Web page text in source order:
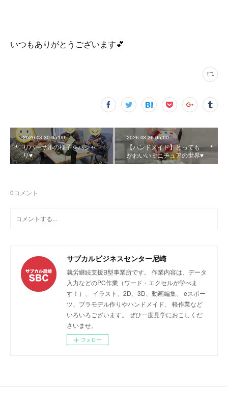
いつもありがとうございます💕
2026.03.30 05:00
リハーサルの様子をパシャ
リ♥️
2026.03.26 05:00
【ハンドメイド】とっても
かわいいミニチュアの世界♥️
0コメント
サブカルビジネスセンター尼崎
就労継続支援B型事業所です。 作業内容は、データ
入力などのPC作業（ワード・エクセルが学べま
す！）、 イラスト、2D、3D、動画編集、 eスポー
ツ、プラモデル作りやハンドメイド、 軽作業など
いろいろございます。 ぜひ一度見学におこしくだ
さいませ。
フォロー